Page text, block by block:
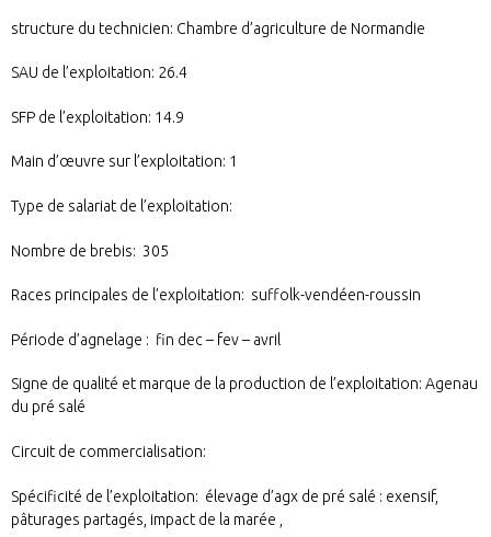
structure du technicien: Chambre d’agriculture de Normandie
SAU de l’exploitation: 26.4
SFP de l’exploitation: 14.9
Main d’œuvre sur l’exploitation: 1
Type de salariat de l’exploitation:
Nombre de brebis: 305
Races principales de l’exploitation: suffolk-vendéen-roussin
Période d’agnelage : fin dec – fev – avril
Signe de qualité et marque de la production de l’exploitation: Agenau
du pré salé
Circuit de commercialisation:
Spécificité de l’exploitation: élevage d’agx de pré salé : exensif,
pâturages partagés, impact de la marée ,